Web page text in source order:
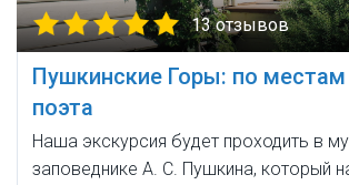
13 отзывов
Пушкинские Горы: по местам
поэта
Наша экскурсия будет проходить в
заповеднике А. С. Пушкина, который